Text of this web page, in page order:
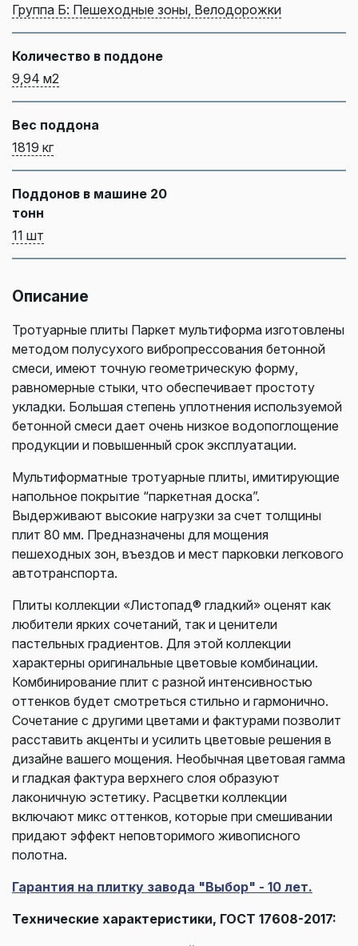
Группа Б: Пешеходные зоны, Велодорожки
Количество в поддоне
9,94 м2
Вес поддона
1819 кг
Поддонов в машине 20
тонн
11 шт
Описание
Тротуарные плиты Паркет мультиформа изготовлены
методом полусухого вибропрессования бетонной
смеси, имеют точную геометрическую форму,
равномерные стыки, что обеспечивает простоту
укладки. Большая степень уплотнения используемой
бетонной смеси дает очень низкое водопоглощение
продукции и повышенный срок эксплуатации.
Мультиформатные тротуарные плиты, имитирующие
напольное покрытие “паркетная доска”.
Выдерживают высокие нагрузки за счет толщины
плит 80 мм. Предназначены для мощения
пешеходных зон, въездов и мест парковки легкового
автотранспорта.
Плиты коллекции «Листопад® гладкий» оценят как
любители ярких сочетаний, так и ценители
пастельных градиентов. Для этой коллекции
характерны оригинальные цветовые комбинации.
Комбинирование плит с разной интенсивностью
оттенков будет смотреться стильно и гармонично.
Сочетание с другими цветами и фактурами позволит
расставить акценты и усилить цветовые решения в
дизайне вашего мощения. Необычная цветовая гамма
и гладкая фактура верхнего слоя образуют
лаконичную эстетику. Расцветки коллекции
включают микс оттенков, которые при смешивании
придают эффект неповторимого живописного
полотна.
Гарантия на плитку завода "Выбор" - 10 лет.
Технические характеристики, ГОСТ 17608-2017: